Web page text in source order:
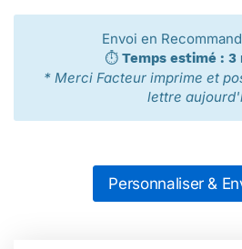
Envoi en
⏱️ Temps estimé :
* Merci Facteur imprime et
lettre
Personnaliser &